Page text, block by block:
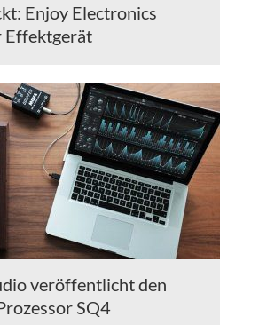
Enjoy Electronics
Effektgerät
veröffentlicht den
SQ4